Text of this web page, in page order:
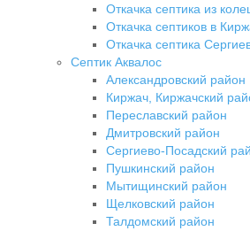
Откачка септика из
Откачка септиков в
Откачка септика
Септик Аквалос
Александровский район
Киржач, Киржачский
Переславский район
Дмитровский район
Сергиево-Посадский
Пушкинский район
Мытищинский район
Щелковский район
Талдомский район